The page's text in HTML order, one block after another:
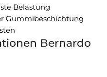
Belastung
Gummibeschichtung
Bernardo